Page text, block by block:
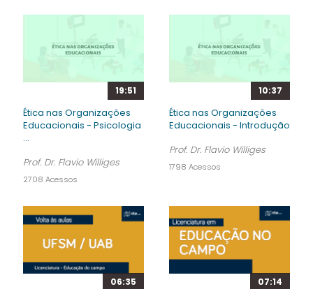
19:51
Ética nas Organizações
Educacionais - Psicologia
...
Prof. Dr. Flavio Williges
2708 Acessos
10:37
Ética nas Organizações
Educacionais - Introdução
Prof. Dr. Flavio Williges
1798 Acessos
06:35 07:14